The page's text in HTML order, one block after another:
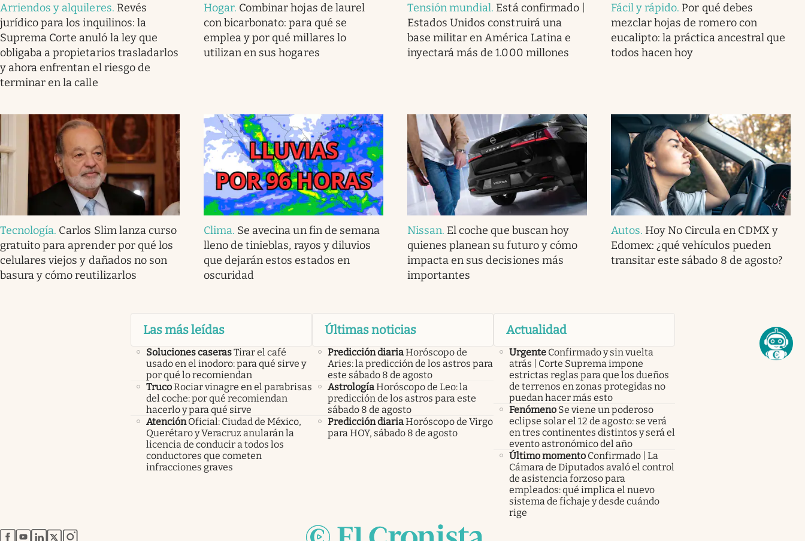
Arriendos y alquileres. Revés
jurídico para los inquilinos: la
Suprema Corte anuló la ley que
obligaba a propietarios trasladarlos
y ahora enfrentan el riesgo de
terminar en la calle
Hogar. Combinar hojas de laurel
con bicarbonato: para qué se
emplea y por qué millares lo
utilizan en sus hogares
Tensión mundial. Está confirmado |
Estados Unidos construirá una
base militar en América Latina e
inyectará más de 1.000 millones
Fácil y rápido. Por qué debes
mezclar hojas de romero con
eucalipto: la práctica ancestral que
todos hacen hoy
Tecnología. Carlos Slim lanza curso
gratuito para aprender por qué los
celulares viejos y dañados no son
basura y cómo reutilizarlos
Clima. Se avecina un fin de semana
lleno de tinieblas, rayos y diluvios
que dejarán estos estados en
oscuridad
Nissan. El coche que buscan hoy
quienes planean su futuro y cómo
impacta en sus decisiones más
importantes
Autos. Hoy No Circula en CDMX y
Edomex: ¿qué vehículos pueden
transitar este sábado 8 de agosto?
Las más leídas
Soluciones caserasTirar el café
usado en el inodoro: para qué sirve y
por qué lo recomiendan
TrucoRociar vinagre en el parabrisas
del coche: por qué recomiendan
hacerlo y para qué sirve
Atención Oficial: Ciudad de México,
Querétaro y Veracruz anularán la
licencia de conducir a todos los
conductores que cometen
infracciones graves
Últimas noticias
Predicción diariaHoróscopo de
Aries: la predicción de los astros para
este sábado 8 de agosto
AstrologíaHoróscopo de Leo: la
predicción de los astros para este
sábado 8 de agosto
Predicción diariaHoróscopo de Virgo
para HOY, sábado 8 de agosto
Actualidad
Urgente Confirmado y sin vuelta
atrás | Corte Suprema impone
estrictas reglas para que los dueños
de terrenos en zonas protegidas no
puedan hacer más esto
Fenómeno Se viene un poderoso
eclipse solar el 12 de agosto: se verá
en tres continentes distintos y será el
evento astronómico del año
Último momento Confirmado | La
Cámara de Diputados avaló el control
de asistencia forzoso para
empleados: qué implica el nuevo
sistema de fichaje y desde cuándo
rige
abre en nueva pestaña
abre en nueva pestaña
abre en nueva pestaña
abre en nueva pestaña
abre en nueva pestaña